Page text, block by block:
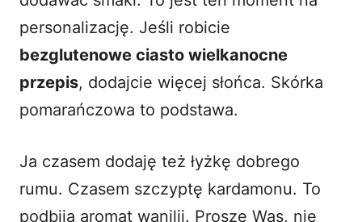
personalizację. Jeśli robicie
bezglutenowe ciasto wielkanocne
przepis, dodajcie więcej słońca. Skórka
pomarańczowa to podstawa.
Ja czasem dodaję też łyżkę dobrego
rumu. Czasem szczyptę kardamonu. To
podbija aromat wanilii. Proszę Was, nie